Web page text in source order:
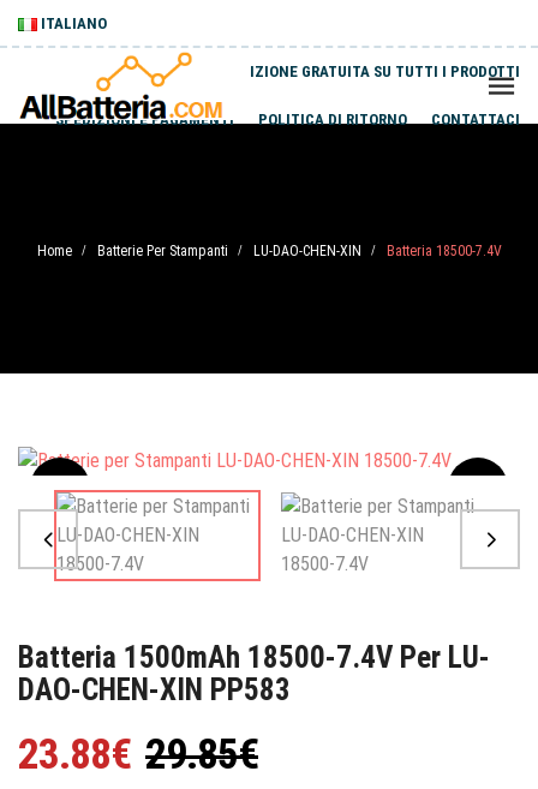
ITALIANO
SPEDIZIONE GRATUITA SU TUTTI I PRODOTTI
SPEDIZIONI E PAGAMENTI POLITICA DI RITORNO CONTATTACI
Home / Batterie Per Stampanti / LU-DAO-CHEN-XIN / Batteria 18500-7.4V
Sale
Batteria 1500mAh 18500-7.4V Per LU-
DAO-CHEN-XIN PP583
23.88€ 29.85€